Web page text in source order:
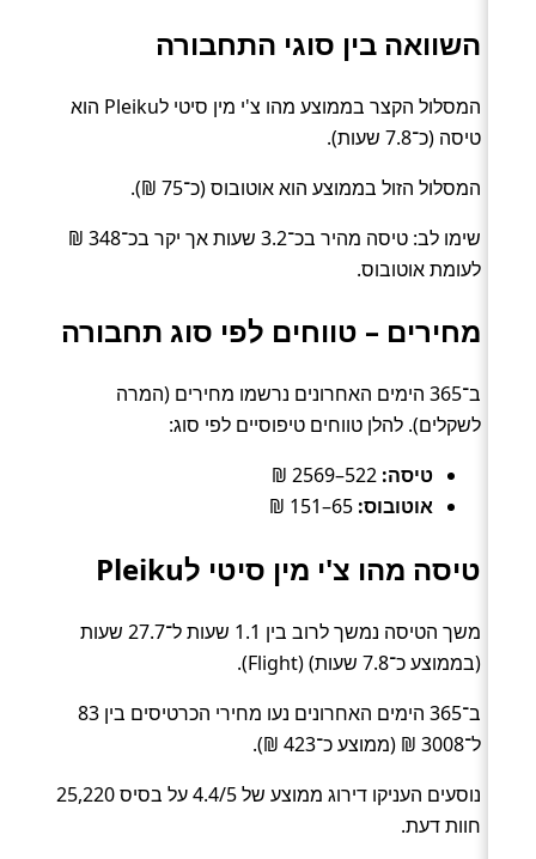
השוואה בין סוגי התחבורה
המסלול הקצר בממוצע מהו צ'י מין סיטי לPleiku הוא
טיסה (כ־7.8 שעות).
המסלול הזול בממוצע הוא אוטובוס (כ־75 ₪).
שימו לב: טיסה מהיר בכ־3.2 שעות אך יקר בכ־348 ₪
לעומת אוטובוס.
מחירים – טווחים לפי סוג תחבורה
ב־365 הימים האחרונים נרשמו מחירים (המרה
לשקלים). להלן טווחים טיפוסיים לפי סוג:
טיסה:
אוטובוס:
טיסה מהו צ'י מין סיטי לPleiku
משך הטיסה נמשך לרוב בין 1.1 שעות ל־27.7 שעות
(בממוצע כ־7.8 שעות) (Flight).
ב־365 הימים האחרונים נעו מחירי הכרטיסים בין 83
ל־3008 ₪ (ממוצע כ־423 ₪).
נוסעים העניקו דירוג ממוצע של 4.4/5 על בסיס 25,220
חוות דעת.